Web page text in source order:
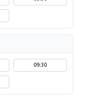
09:30